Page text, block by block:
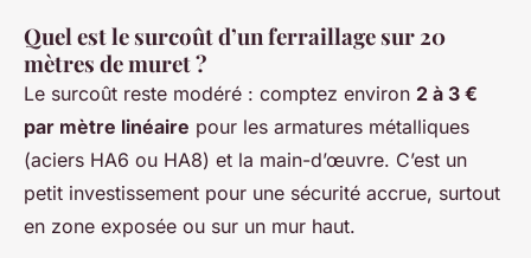
Quel est le surcoût d’un ferraillage sur 20
mètres de muret ?
Le surcoût reste modéré : comptez environ 2 à 3 €
par mètre linéaire pour les armatures métalliques
(aciers HA6 ou HA8) et la main-d’œuvre. C’est un
petit investissement pour une sécurité accrue, surtout
en zone exposée ou sur un mur haut.